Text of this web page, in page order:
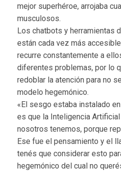
mejor superhéroe, arrojaba
musculosos.
Los chatbots y herramientas
están cada vez más
recurre constantemente a
diferentes problemas, por lo
redoblar la atención para no
modelo hegemónico.
«El sesgo estaba instalado
es que la Inteligencia
nosotros tenemos, porque
Ese fue el pensamiento y el
tenés que considerar esto
hegemónico del cual no